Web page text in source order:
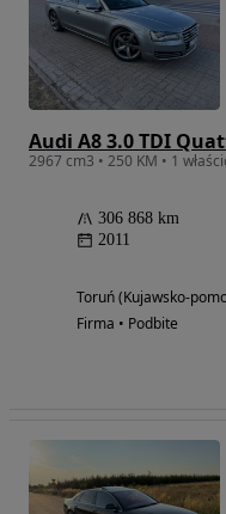
Audi A8 3.0 TDI
306 868 km
2011
Toruń (Kujawsko-
Firma • Podbite